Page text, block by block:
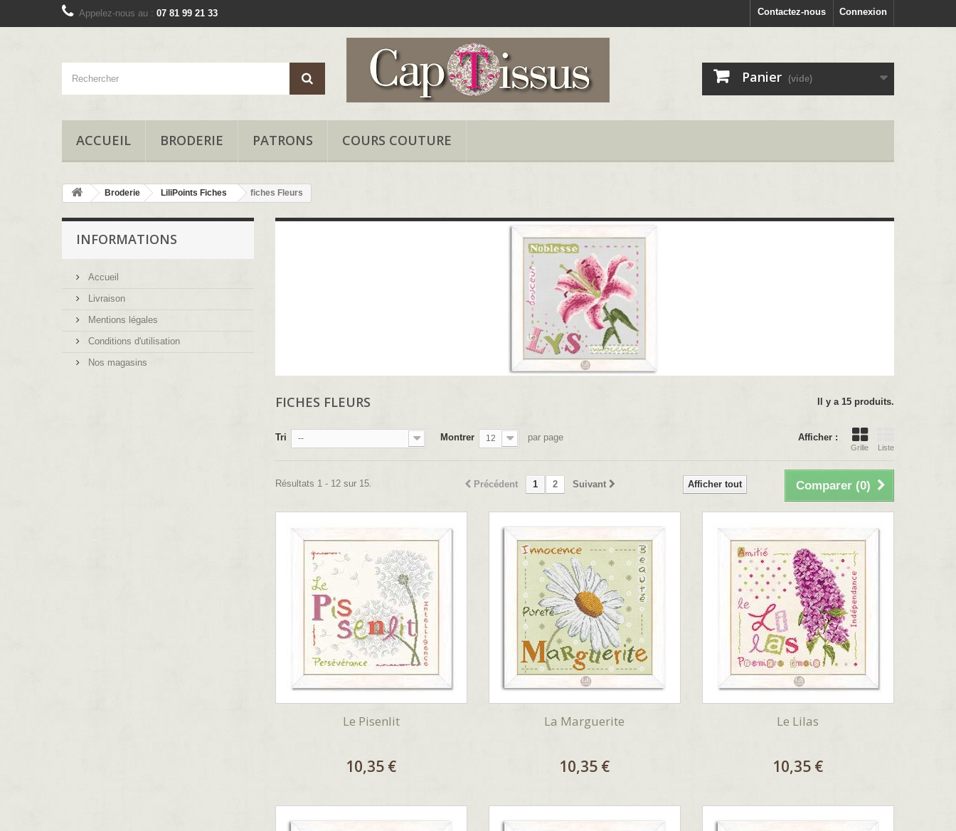
Connexion
Contactez-nous
Appelez-nous au : 07 81 99 21 33
Panier (vide)
ACCUEIL BRODERIE PATRONS COURS COUTURE
Broderie LiliPoints Fiches fiches Fleurs
INFORMATIONS
Accueil
Livraison
Mentions légales
Conditions d'utilisation
Nos magasins
FICHES FLEURS Il y a 15 produits.
Afficher :
Grille Liste
Tri -- Montrer 12 par page
Comparer (0)
Afficher tout
Précédent 1 2 Suivant
Résultats 1 - 12 sur 15.
Le Pisenlit
10,35 €
La Marguerite
10,35 €
Le Lilas
10,35 €